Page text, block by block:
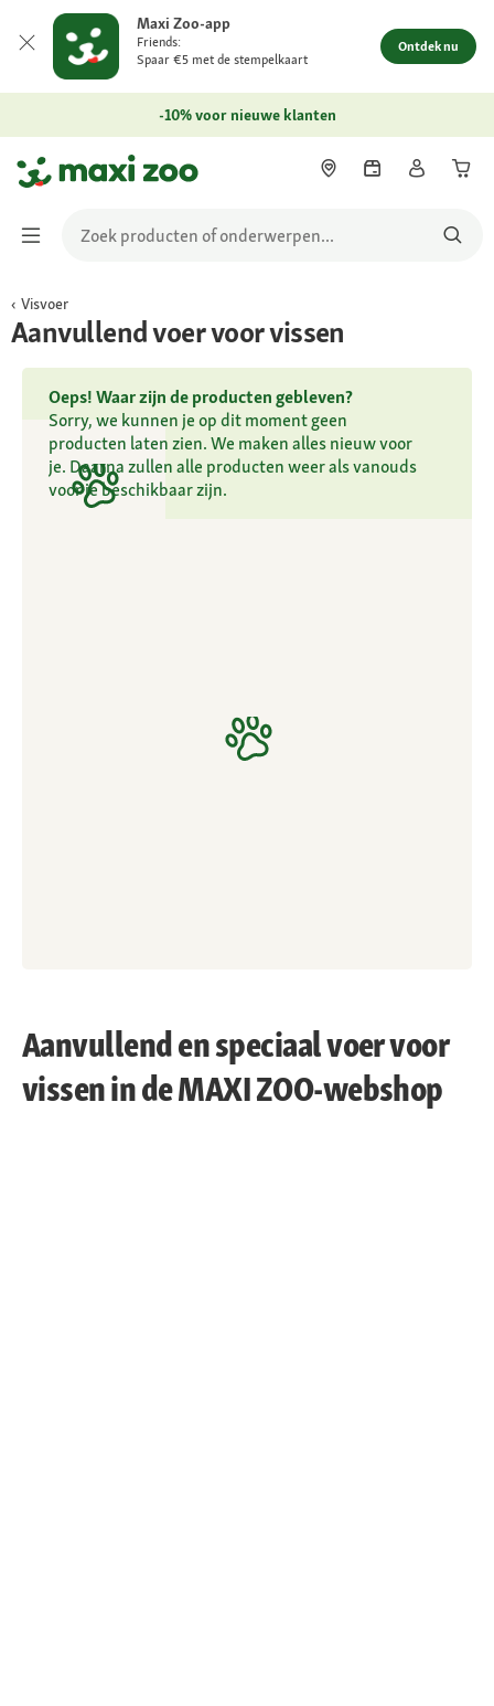
Maxi Zoo-app
Friends:
Spaar €5 met de stempelkaart
Ontdek nu
-10% voor nieuwe klanten
Visvoer
Aanvullend voer voor vissen
Oeps! Waar zijn de producten gebleven?
Sorry, we kunnen je op dit moment geen
producten laten zien. We maken alles nieuw voor
je. Daarna zullen alle producten weer als vanouds
voor je beschikbaar zijn.
Aanvullend en speciaal voer voor
vissen in de MAXI ZOO-webshop